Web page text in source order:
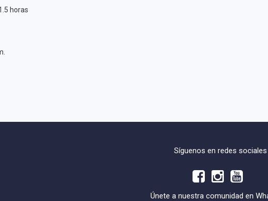
horas
Síguenos en redes sociales
Únete a nuestra comunidad en